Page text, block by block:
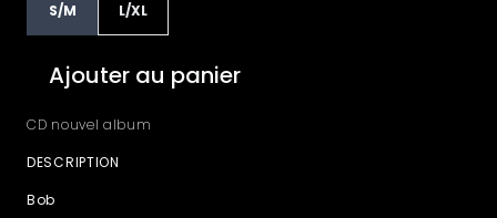
S/M L/XL
Ajouter CD + BOB NOIR
Ajouter au panier
CD nouvel album
DESCRIPTION
Bob